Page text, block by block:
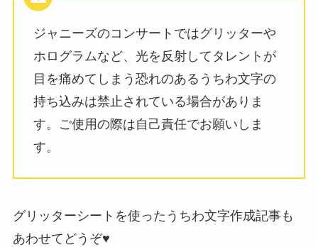
ジャニーズのコンサートではグリッターや
ホログラムなど、光を反射してタレントが
目を痛めてしまう恐れのあるうちわ文字の
持ち込みは禁止されている場合がありま
す。ご使用の際は自己責任でお願いしま
す。
グリッターシートを使ったうちわ文字作成記事も
あわせてどうぞ♥